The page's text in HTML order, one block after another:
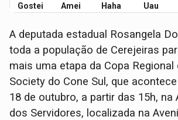
Gostei Amei Haha Uau
A deputada estadual Rosangela
toda a população de Cerejeiras
mais uma etapa da Copa Regional
Society do Cone Sul, que
18 de outubro, a partir das 15h, na
dos Servidores, localizada na